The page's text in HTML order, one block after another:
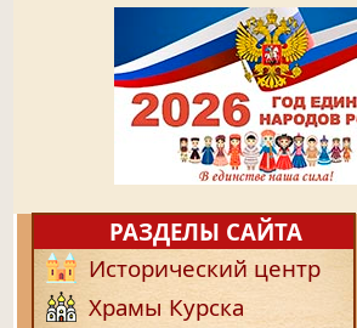
РАЗДЕЛЫ САЙТА
Исторический центр
Храмы Курска